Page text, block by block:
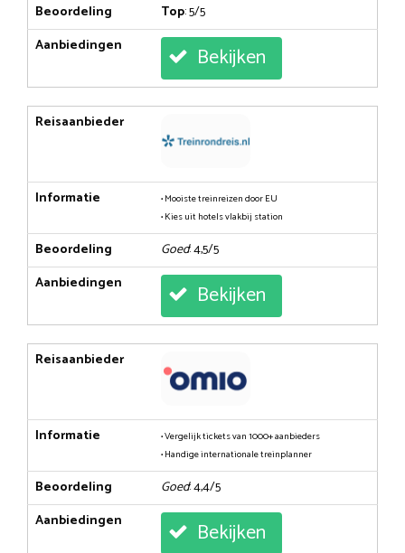
Beoordeling Top: 5/5
Aanbiedingen
Bekijken
Reisaanbieder
Informatie
• Mooiste treinreizen door EU
• Kies uit hotels vlakbij station
Beoordeling Goed: 4,5/5
Aanbiedingen
Bekijken
Reisaanbieder
Informatie
• Vergelijk tickets van 1000+ aanbieders
• Handige internationale treinplanner
Beoordeling Goed: 4,4/5
Aanbiedingen
Bekijken